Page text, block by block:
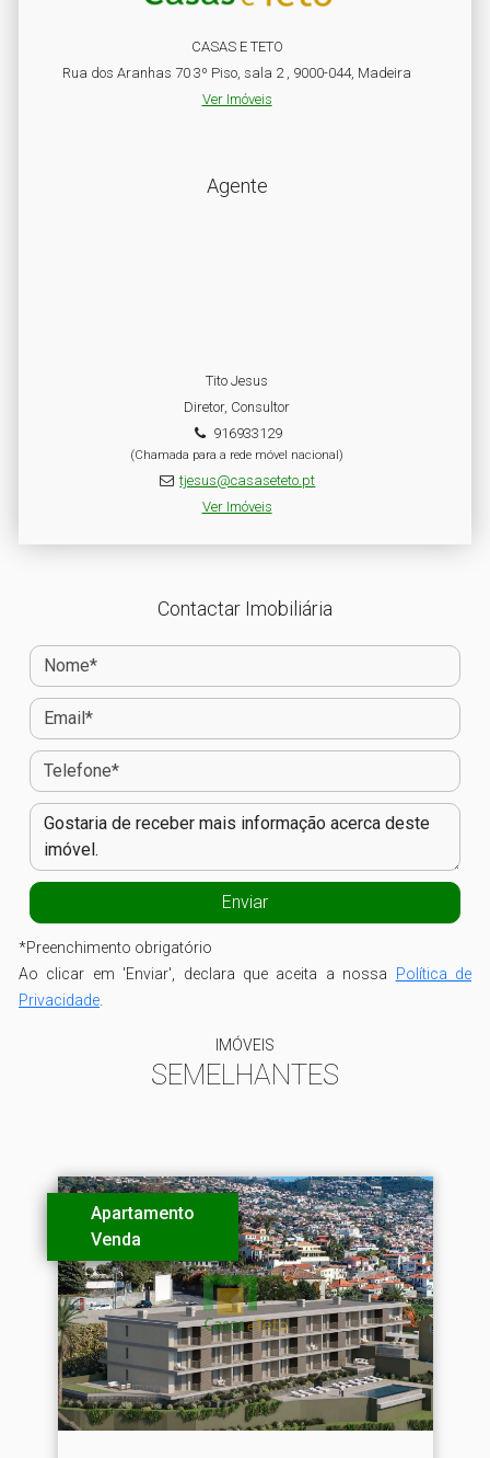
CASAS E TETO
Rua dos Aranhas 70 3º Piso, sala 2 , 9000-044, Madeira
Ver Imóveis
Agente
Tito Jesus
Diretor, Consultor
916933129
(Chamada para a rede móvel nacional)
tjesus@casaseteto.pt
Ver Imóveis
Contactar Imobiliária
*Preenchimento obrigatório
Ao clicar em 'Enviar', declara que aceita a nossa Política de
Privacidade
IMÓVEIS
SEMELHANTES
Apartamento
Venda